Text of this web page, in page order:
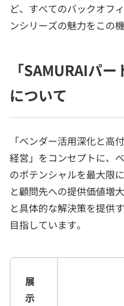
ど、すべてのバックオフ
ンシリーズの魅力をこの
「SAMURAIパ
について
「ベンダー活用深化と高
経営」をコンセプトに、
のポテンシャルを最大限
と顧問先への提供価値増
と具体的な解決策を提供
目指しています。
展
示